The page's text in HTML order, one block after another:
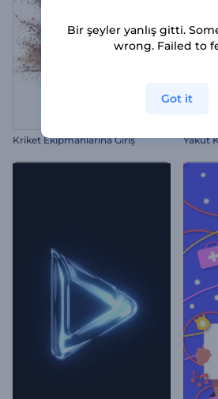
Kriket Ekipmanlarına Giriş Yakut
Bir şeyler yanlış gitti.
wrong. Failed to
Got it